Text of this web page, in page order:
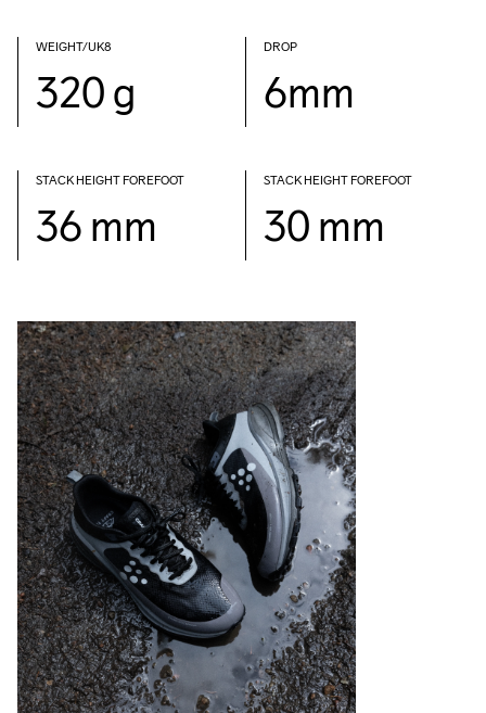
WEIGHT/UK8
320 g
DROP
6mm
STACK HEIGHT FOREFOOT
36 mm
STACK HEIGHT FOREFOOT
30 mm